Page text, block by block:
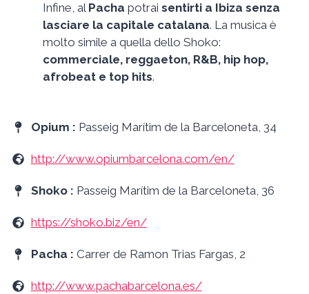
Infine, al Pachapotraisentirti a Ibiza senza
lasciare la capitale catalana. La musica è
molto simile a quella dello Shoko:
commerciale, reggaeton, R&B, hip hop,
afrobeat e top hits.
Opium : Passeig Marítim de la Barceloneta, 34
http://www.opiumbarcelona.com/en/
Shoko : Passeig Marítim de la Barceloneta, 36
https://shoko.biz/en/
Pacha : Carrer de Ramon Trias Fargas, 2
http://www.pachabarcelona.es/